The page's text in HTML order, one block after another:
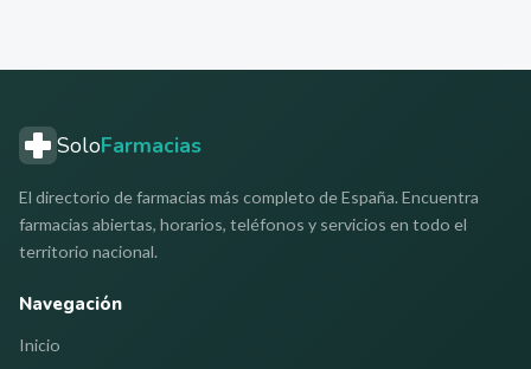
SoloFarmacias
El directorio de farmacias más completo de España. Encuentra
farmacias abiertas, horarios, teléfonos y servicios en todo el
territorio nacional.
Navegación
Inicio